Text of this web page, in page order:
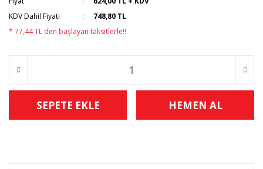
KDV Dahil Fiyatı
748,80 TL
* 77,44 TL den başlayan taksitlerle!!
SEPETE EKLE HEMEN AL